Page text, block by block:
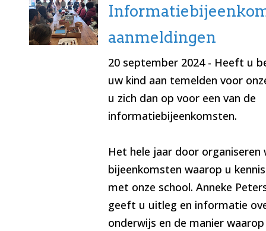
aanmeldingen
20 september 2024- Heeft u
uw kind aan temelden voor
u zich dan op voor een van de
informatiebijeenkomsten.
Het hele jaar door organiseren
bijeenkomsten waarop u
met onze school. Anneke
geeft u uitleg en informatie
onderwijs en de manier waarop